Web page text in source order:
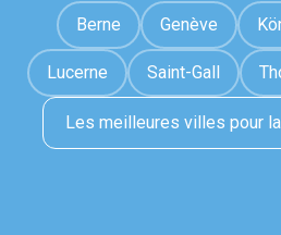
Berne Genève
Lucerne Saint-Gall
Les meilleures villes pour